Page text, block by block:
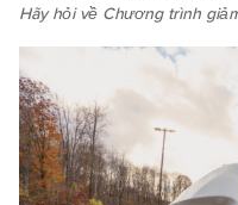
Hãy hỏi về Chương trình